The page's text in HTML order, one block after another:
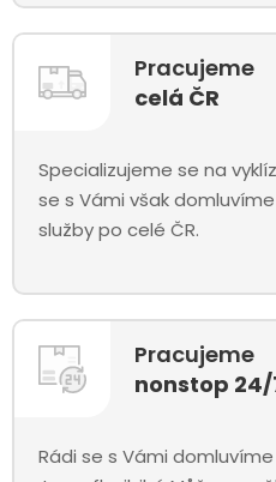
Pracujeme
celá ČR
Specializujeme se na
se s Vámi však
služby po celé ČR.
Pracujeme
nonstop 24/
Rádi se s Vámi